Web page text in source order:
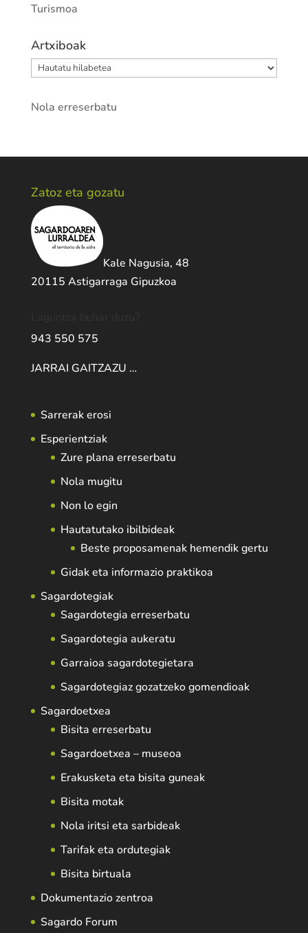
Turismoa
Artxiboak
Artxiboak
Nola erreserbatu
Zatoz eta gozatu
Kale Nagusia, 48
20115 Astigarraga Gipuzkoa
943 550 575
JARRAI GAITZAZU …
Sarrerak erosi
Esperientziak
Zure plana erreserbatu
Nola mugitu
Non lo egin
Hautatutako ibilbideak
Beste proposamenak hemendik gertu
Gidak eta informazio praktikoa
Sagardotegiak
Sagardotegia erreserbatu
Sagardotegia aukeratu
Garraioa sagardotegietara
Sagardotegiaz gozatzeko gomendioak
Sagardoetxea
Bisita erreserbatu
Sagardoetxea – museoa
Erakusketa eta bisita guneak
Bisita motak
Nola iritsi eta sarbideak
Tarifak eta ordutegiak
Bisita birtuala
Dokumentazio zentroa
Sagardo Forum